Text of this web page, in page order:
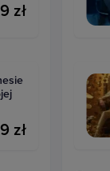
zł
zł